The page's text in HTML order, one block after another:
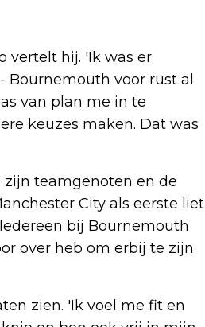
vertelt hij. 'Ik was er
Bournemouth voor rust al
van plan me in te
keuzes maken. Dat was
teamgenoten en de
City als eerste liet
bij Bournemouth
over heb om erbij te zijn
zien. 'Ik voel me fit en